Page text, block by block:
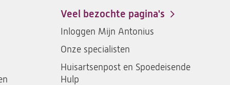
santeon
ziekenhuis
op
Facebook
santeon
ziekenhuis
Instagram
santeon
LinkedIn
Veel bezochte pagina's
Inloggen Mijn Antonius
Onze specialisten
Huisartsenpost en Spoedeisende
Hulp